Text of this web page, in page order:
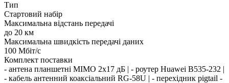
Тип
Стартовий набір
Максимальна відстань передачі
до 20 км
Максимальна швидкість передачі даних
100 Мбіт/с
Комплект поставки
- антена планшетні MIMO 2x17 дБ | - роутер Huawei B535-232 |
- кабель антенний коаксіальний RG-58U | - перехідник pigtail -